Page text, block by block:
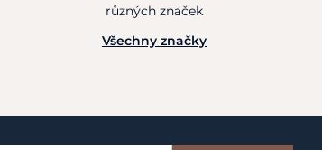
různých značek
Všechny značky